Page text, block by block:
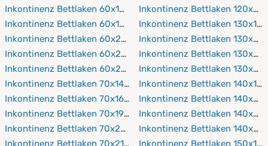
Inkontinenz Bettlaken 60x120 cm
Inkontinenz Bettlaken 60x190 cm
Inkontinenz Bettlaken 60x200 cm
Inkontinenz Bettlaken 60x210 cm
Inkontinenz Bettlaken 60x220 cm
Inkontinenz Bettlaken 70x140 cm
Inkontinenz Bettlaken 70x160 cm
Inkontinenz Bettlaken 70x190 cm
Inkontinenz Bettlaken 70x200 cm
Inkontinenz Bettlaken 70x210 cm
Inkontinenz Bettlaken
Inkontinenz Bettlaken
Inkontinenz Bettlaken
Inkontinenz Bettlaken
Inkontinenz Bettlaken
Inkontinenz Bettlaken
Inkontinenz Bettlaken
Inkontinenz Bettlaken
Inkontinenz Bettlaken
Inkontinenz Bettlaken